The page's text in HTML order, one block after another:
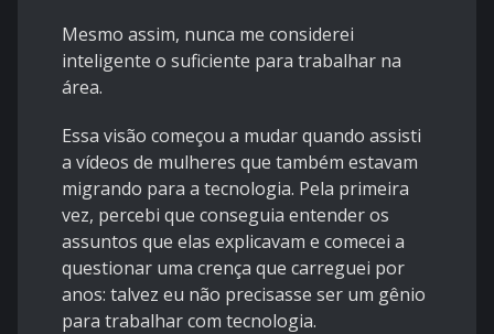
Mesmo assim, nunca me considerei
inteligente o suficiente para trabalhar na
área.
Essa visão começou a mudar quando assisti
a vídeos de mulheres que também estavam
migrando para a tecnologia. Pela primeira
vez, percebi que conseguia entender os
assuntos que elas explicavam e comecei a
questionar uma crença que carreguei por
anos: talvez eu não precisasse ser um gênio
para trabalhar com tecnologia.